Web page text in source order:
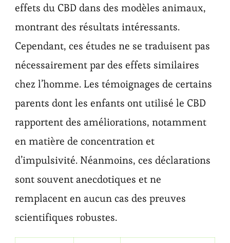
effets du CBD dans des modèles animaux,
montrant des résultats intéressants.
Cependant, ces études ne se traduisent pas
nécessairement par des effets similaires
chez l’homme. Les témoignages de certains
parents dont les enfants ont utilisé le CBD
rapportent des améliorations, notamment
en matière de concentration et
d’impulsivité. Néanmoins, ces déclarations
sont souvent anecdotiques et ne
remplacent en aucun cas des preuves
scientifiques robustes.